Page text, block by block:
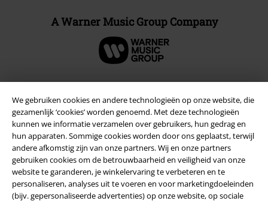
We gebruiken cookies en andere technologieën op onze website, die
gezamenlijk ‘cookies’ worden genoemd. Met deze technologieën
kunnen we informatie verzamelen over gebruikers, hun gedrag en
hun apparaten. Sommige cookies worden door ons geplaatst, terwijl
andere afkomstig zijn van onze partners. Wij en onze partners
gebruiken cookies om de betrouwbaarheid en veiligheid van onze
website te garanderen, je winkelervaring te verbeteren en te
personaliseren, analyses uit te voeren en voor marketingdoeleinden
(bijv. gepersonaliseerde advertenties) op onze website, op sociale
A Warner Music Group Company
Beveiliging